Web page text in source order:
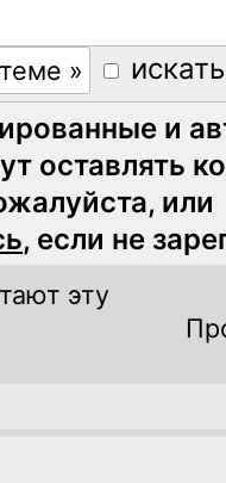
и
оставлять
или
, если не
эту